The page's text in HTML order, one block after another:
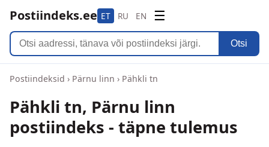
Postiindeks.ee ET RU EN ☰
Otsi
Postiindeksid › Pärnu linn › Pähkli tn
Pähkli tn, Pärnu linn
postiindeks - täpne tulemus